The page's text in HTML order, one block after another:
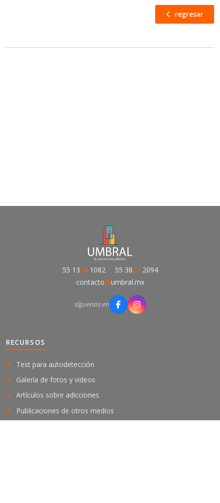
regresar
55 13241082 · 55 3888 2094
contacto@umbral.mx
síguenos en
RECURSOS
Test para autodetección
Galería de fotos y videos
Artículos sobre adicciones
Publicaciones de otros medios